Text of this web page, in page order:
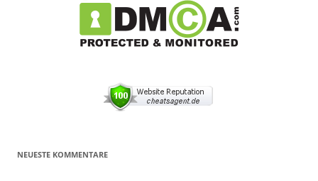
NEUESTE KOMMENTARE